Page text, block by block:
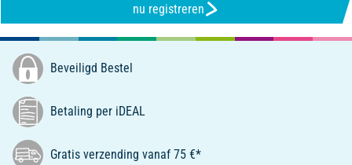
nu registreren
Beveiligd Bestel
Betaling per iDEAL
Gratis verzending vanaf 75 €*